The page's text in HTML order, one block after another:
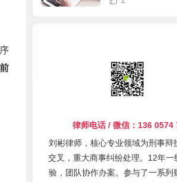
律师电话 / 微信：136 0574
刘彬律师，核心专业领域为刑事辩
交叉，重大商事纠纷处理。12年一
验，团队协作办案。参与了一系列